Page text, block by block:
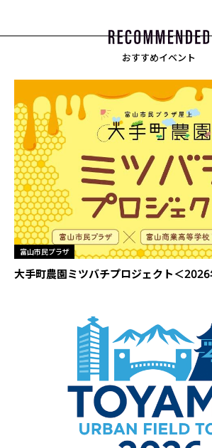
おすすめイベント
富山市民プラザ
大手町農園ミツバチプロジェクト＜2026